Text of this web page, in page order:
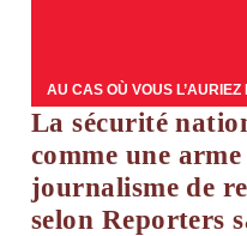
AU CAS OÙ VOUS L’AURIEZ
La sécurité
comme une
journalisme de
selon Reporters